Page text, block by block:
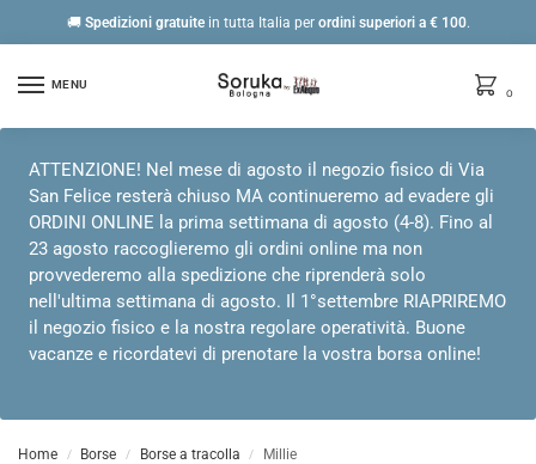
🚚 Spedizioni gratuitein tutta Italia per ordini superiori a € 100.
MENU
0
ATTENZIONE! Nel mese di agosto il negozio fisico di Via
San Felice resterà chiuso MA continueremo ad evadere gli
ORDINI ONLINE la prima settimana di agosto (4-8). Fino al
23 agosto raccoglieremo gli ordini online ma non
provvederemo alla spedizione che riprenderà solo
nell'ultima settimana di agosto. Il 1°settembre RIAPRIREMO
il negozio fisico e la nostra regolare operatività. Buone
vacanze e ricordatevi di prenotare la vostra borsa online!
Home / Borse / Borse a tracolla / Millie